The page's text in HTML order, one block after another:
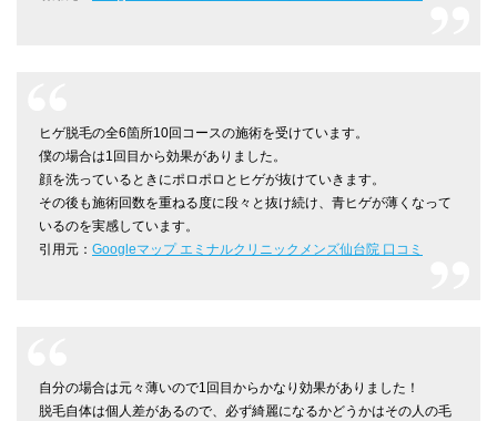
ヒゲ脱毛の全6箇所10回コースの施術を受けています。
僕の場合は1回目から効果がありました。
顔を洗っているときにポロポロとヒゲが抜けていきます。
その後も施術回数を重ねる度に段々と抜け続け、青ヒゲが薄くなって
いるのを実感しています。
引用元： Googleマップ エミナルクリニックメンズ仙台院 口コミ
自分の場合は元々薄いので1回目からかなり効果がありました！
脱毛自体は個人差があるので、必ず綺麗になるかどうかはその人の毛